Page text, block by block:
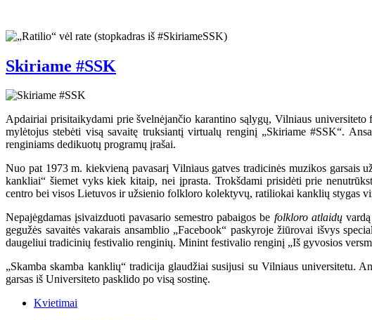
Skiriame #SSK
Apdairiai prisitaikydami prie švelnėjančio karantino sąlygų, Vilniaus
mylėtojus stebėti visą savaitę truksiantį virtualų renginį „Skiriame #SSK“.
renginiams dedikuotų programų įrašai.
Nuo pat 1973 m. kiekvieną pavasarį Vilniaus gatves tradicinės muzikos garsais
kankliai“ šiemet vyks kiek kitaip, nei įprasta. Trokšdami prisidėti prie
centro bei visos Lietuvos ir užsienio folkloro kolektyvų, ratiliokai kanklių stygas
Nepajėgdamas įsivaizduoti pavasario semestro pabaigos be folkloro atlaidųvardą
gegužės savaitės vakarais ansamblio „Facebook“ paskyroje žiūrovai išvys
daugeliui tradicinių festivalio renginių. Minint festivalio renginį „Iš gyvosios
„Skamba skamba kanklių“ tradicija glaudžiai susijusi su Vilniaus universitetu.
garsas iš Universiteto pasklido po visą sostinę.
Kvietimai